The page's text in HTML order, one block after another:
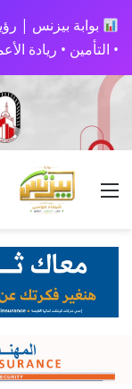
بوابة بيزنس |
• التأمين • ريادة
القائمة